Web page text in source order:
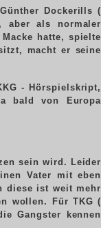
Dockerills (
aber als normaler
hatte, spielte
macht er seine
- Hörspielskript,
bald von Europa
sein wird. Leider
Vater mit eben
diese ist weit mehr
wollen. Für TKG (
Gangster kennen